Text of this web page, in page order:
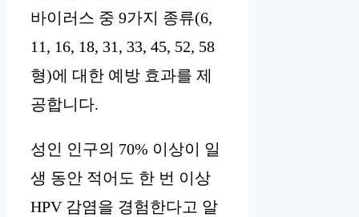
바이러스 중 9가지 종류(6,
11, 16, 18, 31, 33, 45, 52, 58
형)에 대한 예방 효과를 제
공합니다.
성인 인구의 70% 이상이 일
생 동안 적어도 한 번 이상
HPV 감염을 경험한다고 알